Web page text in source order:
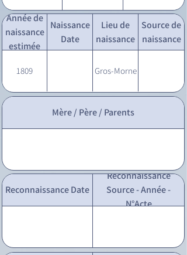
Année de
naissance
estimée
Naissance
Date
Lieu de
naissance
Source de
naissance
1809 Gros-Morne
Mère / Père / Parents
Reconnaissance Date
Reconnaissance
Source - Année -
N°Acte